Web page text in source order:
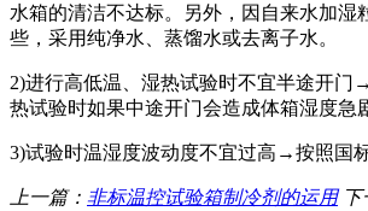
水箱的清洁不达标。另外，因自来水加
些，采用纯净水、蒸馏水或去离子水。
2)进行高低温、湿热试验时不宜半途开
热试验时如果中途开门会造成体箱湿度急
3)试验时温湿度波动度不宜过高→按照国
上一篇： 非标温控试验箱制冷剂的运用 下